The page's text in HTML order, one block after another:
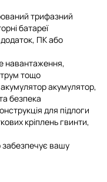
трифазний
батареї
ПК або
навантаження,
тощо
акумулятор,
безпека
для підлоги
кріплень гвинти,
вашу